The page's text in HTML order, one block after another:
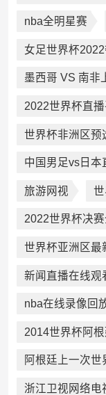
nba全明星赛
女足世界杯
墨西哥 VS 南非
2022世界杯直播
世界杯非洲区预
中国男足vs日本
旅游网视
2022世界杯决
世界杯亚洲区最
新闻直播在线观
nba在线录像回
2014世界杯阿
阿根廷上一次
浙江卫视网络电